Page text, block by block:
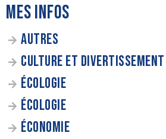
MES INFOS
AUTRES
CULTURE ET DIVERTISSEMENT
ÉCOLOGIE
ÉCOLOGIE
ÉCONOMIE